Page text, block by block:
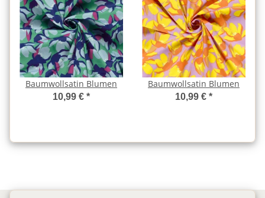
Baumwollsatin Blumen
10,99 € *
Baumwollsatin Blumen
10,99 € *